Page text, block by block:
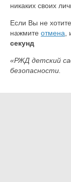
никаких своих
Если Вы не
нажмите отмена
секунд
«РЖД детский
безопасности.